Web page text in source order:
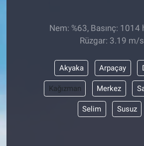
Nem: %63, Basınç: 1014
Rüzgar: 3.19 m/s
Akyaka Arpaçay
Kağızman Merkez
Selim Susuz
RESMİ İLANLAR